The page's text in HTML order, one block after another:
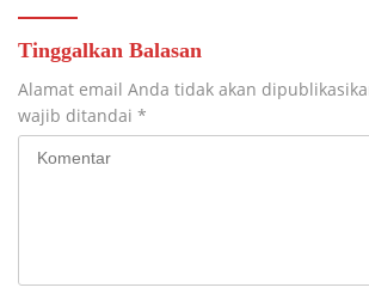
Tinggalkan Balasan
Alamat email Anda tidak akan
wajib ditandai *